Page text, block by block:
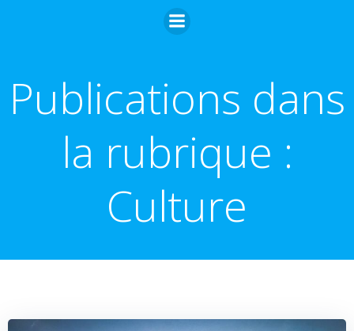
Skip
to
Publications dans
la rubrique :
Culture